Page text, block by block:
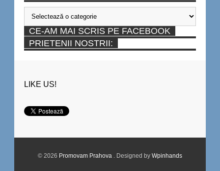
Categorii
CE-AM MAI SCRIS PE FACEBOOK
PRIETENII NOSTRII:
LIKE US!
© 2026 Promovam Prahova . Designed by Wpinhands